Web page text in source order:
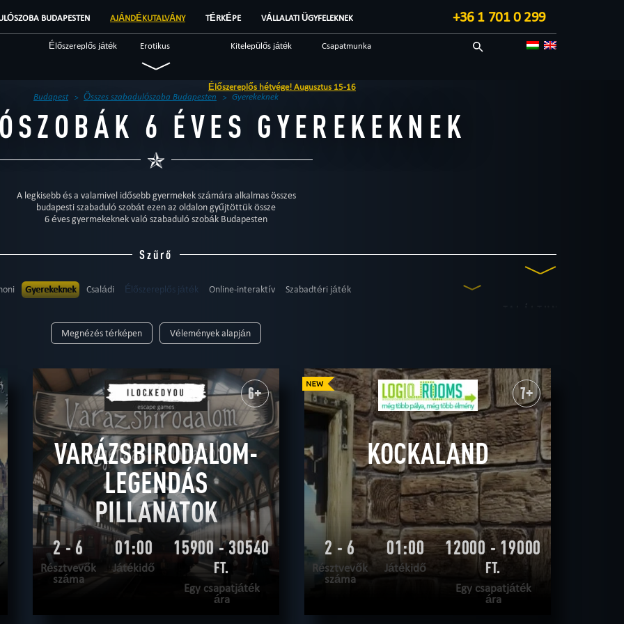
BUDAPESTEN AJÁNDÉKUTALVÁNY TÉRKÉPE VÁLLALATI ÜGYFELEKNEK +36 1 701 0 299
Élőszereplős játék Erotikus Kitelepülős játék Csapatmunka
Misztikus
Fantasy Szokatlan Tudományos Technológiai
Szabadulószoba Brendek Beszámolók Blog
Élőszereplős hétvége! Augusztus 15-16
Budapest Összes szabadulószoba Budapesten Gyerekeknek
6 ÉVES GYEREKEKNEK
A legkisebb és a valamivel idősebb gyermekek számára alkalmas összes
budapesti szabaduló szobát ezen az oldalon gyűjtöttük össze
6 éves gyermekeknek való szabaduló szobák Budapesten
Szűrő
TALÁLTUNK
Gyerekeknek Családi Élőszereplős játék Online-interaktív
Szabadtéri játék
9+ 10+ 12+ 14+ 16+ 18+
rejtélyes horror high-tech erotikus igazi kihívás kalandos western városi séta
katonai
sci-fi csapatmunka logikai virtuális valóság történelmi fantasy szokatlan
mentsd magad
technológiai film alapján steampunk romantikus
SZŰRŐK TÖRLÉSE ÖSSZES
Megnézés térképen Vélemények alapján
6+
VARÁZSBIRODALOM-
LEGENDÁS
PILLANATOK
2 - 6
Résztvevők
száma
01:00
Játékidő
15900 - 30540
FT.
Egy csapatjáték
ára
7+
KOCKALAND
2 - 6
Résztvevők
száma
01:00
Játékidő
12000 - 19000
FT.
Egy csapatjáték
ára